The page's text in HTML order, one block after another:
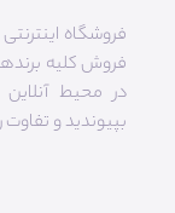
فروشگاه
فروش کلیه
در محیط
بپیوندید و